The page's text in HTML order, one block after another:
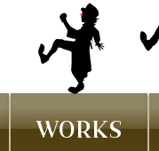
WORKS